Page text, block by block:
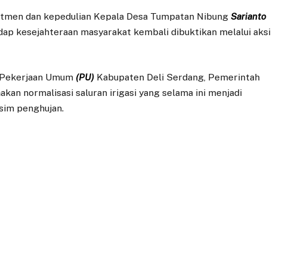
dan kepedulian Kepala Desa Tumpatan NibungSarianto
kesejahteraan masyarakat kembali dibuktikan melalui aksi
Umum (PU) Kabupaten Deli Serdang, Pemerintah
normalisasi saluran irigasi yang selama ini menjadi
penghujan.